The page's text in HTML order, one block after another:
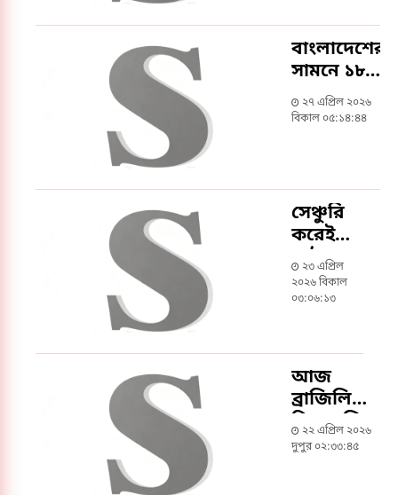
বাংলাদেশের
সামনে ১৮৩
রানের লক্ষ্য
২৭ এপ্রিল ২০২৬
বিকাল ০৫:১৪:৪৪
সেঞ্চুরি
করেই
মাঠ
ছাড়লেন
শান্ত
২৩ এপ্রিল
২০২৬ বিকাল
০৩:০৬:১৩
আজ
ব্রাজিলিয়ান
কিংবদন্তি
কাকার
২২ এপ্রিল ২০২৬
দুপুর ০২:৩৩:৪৫